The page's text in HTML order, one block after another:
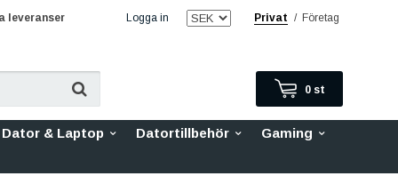
Logga in Privat / Företag
leveranser
0 st
Dator & Laptop Datortillbehör Gaming